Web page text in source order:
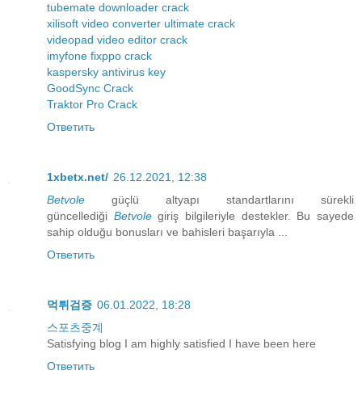
tubemate downloader crack
xilisoft video converter ultimate crack
videopad video editor crack
imyfone fixppo crack
kaspersky antivirus key
GoodSync Crack
Traktor Pro Crack
Ответить
1xbetx.net/ 26.12.2021, 12:38
Betvole
güçlü altyapı standartlarını sürekli
güncellediği Betvolegiriş bilgileriyle destekler. Bu sayede
sahip olduğu bonusları ve bahisleri başarıyla ...
Ответить
먹튀검증 06.01.2022, 18:28
스포츠중계
Satisfying blog I am highly satisfied I have been here
Ответить